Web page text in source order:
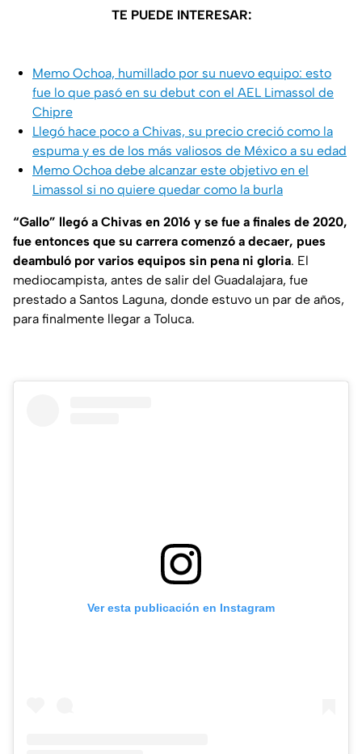
TE PUEDE INTERESAR:
Memo Ochoa, humillado por su nuevo equipo: esto
fue lo que pasó en su debut con el AEL Limassol de
Chipre
Llegó hace poco a Chivas, su precio creció como la
espuma y es de los más valiosos de México a su edad
Memo Ochoa debe alcanzar este objetivo en el
Limassol si no quiere quedar como la burla
“Gallo” llegó a Chivas en 2016 y se fue a finales de 2020,
fue entonces que su carrera comenzó a decaer, pues
deambuló por varios equipos sin pena ni gloria. El
mediocampista, antes de salir del Guadalajara, fue
prestado a Santos Laguna, donde estuvo un par de años,
para finalmente llegar a Toluca.
Ver esta publicación en Instagram